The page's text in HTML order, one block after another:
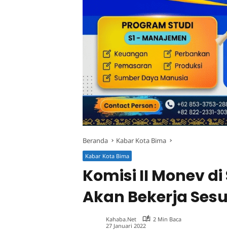
Beranda Kabar Kota Bima
Kabar Kota Bima
Komisi II Monev
Akan Bekerja
Kahaba.net
2 Min Baca
27 Januari 2022